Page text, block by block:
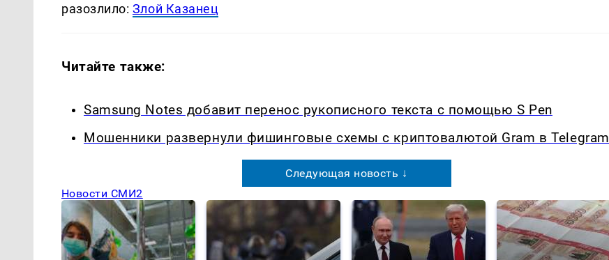
разозлило: Злой Казанец
Читайте также:
Samsung Notes добавит перенос рукописного текста с помощью S Pen
Мошенники развернули фишинговые схемы с криптовалютой Gram в Telegram
Следующая новость ↓
Новости СМИ2